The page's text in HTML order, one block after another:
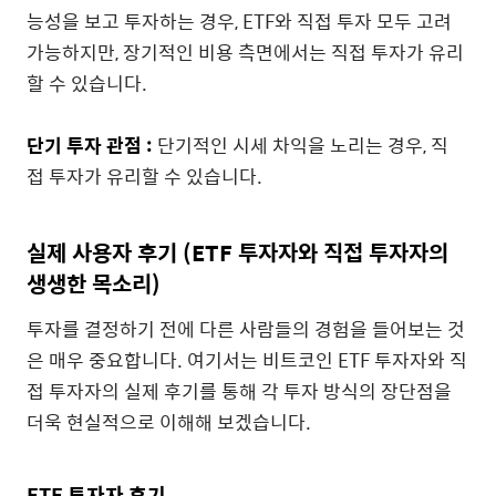
능성을 보고 투자하는 경우, ETF와 직접 투자 모두 고려
가능하지만, 장기적인 비용 측면에서는 직접 투자가 유리
할 수 있습니다.
단기 투자 관점 : 단기적인 시세 차익을 노리는 경우, 직
접 투자가 유리할 수 있습니다.
실제 사용자 후기 (ETF 투자자와 직접 투자자의
생생한 목소리)
투자를 결정하기 전에 다른 사람들의 경험을 들어보는 것
은 매우 중요합니다. 여기서는 비트코인 ETF 투자자와 직
접 투자자의 실제 후기를 통해 각 투자 방식의 장단점을
더욱 현실적으로 이해해 보겠습니다.